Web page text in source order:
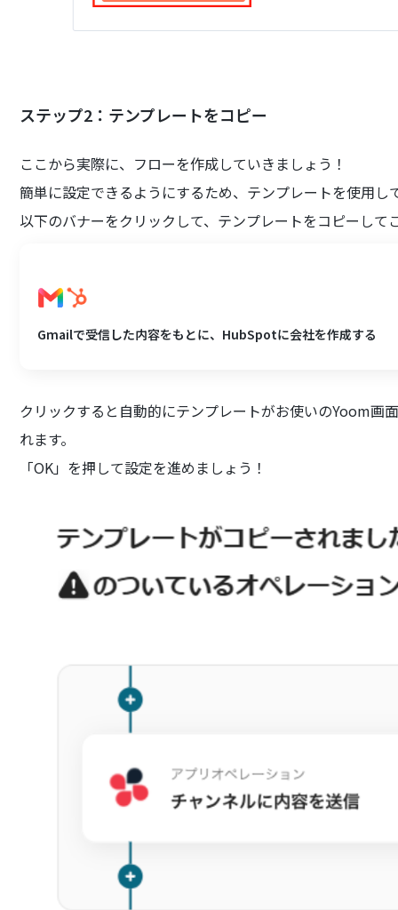
ステップ2：テンプレートをコピー
ここから実際に、フローを作成していきましょう！
簡単に設定できるようにするため、テンプレートを使用し
以下のバナーをクリックして、テンプレートをコピーして
Gmailで受信した内容をもとに、HubSpotに会社を作成する
クリックすると自動的にテンプレートがお使いのYoom画
れます。
「OK」を押して設定を進めましょう！